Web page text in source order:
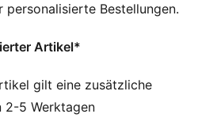
recycelten Materialien, Besatz
an den Seiten und unter den
Bestellungen.
Artikel*
gilt eine zusätzliche
2-5 Werktagen